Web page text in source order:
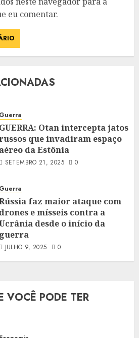
eu comentar.
Guerra
GUERRA: Otan intercepta jatos
que invadiram espaço
aéreo da Estônia
SETEMBRO 21, 2025 0
Guerra
faz maior ataque com
drones e mísseis contra a
desde o início da
guerra
JULHO 9, 2025 0
VOCÊ PODE TER